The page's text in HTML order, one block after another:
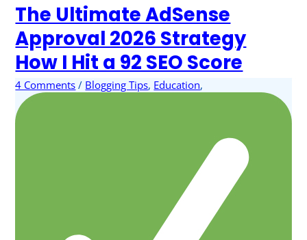
The Ultimate AdSense
Approval 2026 Strategy
How I Hit a 92 SEO Score
4 Comments / Blogging Tips, Education,